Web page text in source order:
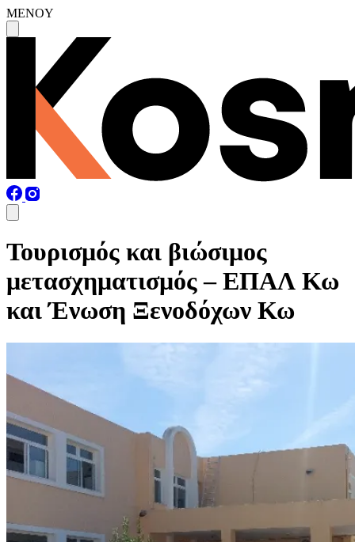
MENOY
Τουρισμός και βιώσιμος
μετασχηματισμός – ΕΠΑΛ Κω
και Ένωση Ξενοδόχων Κω